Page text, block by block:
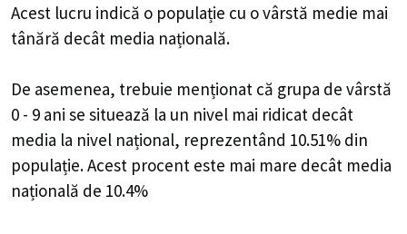
Acest lucru indică o populație cu o vârstă medie mai
tânără decât media națională.
De asemenea, trebuie menționat că grupa de vârstă
0 - 9 ani se situează la un nivel mai ridicat decât
media la nivel național, reprezentând 10.51% din
populație. Acest procent este mai mare decât media
națională de 10.4%